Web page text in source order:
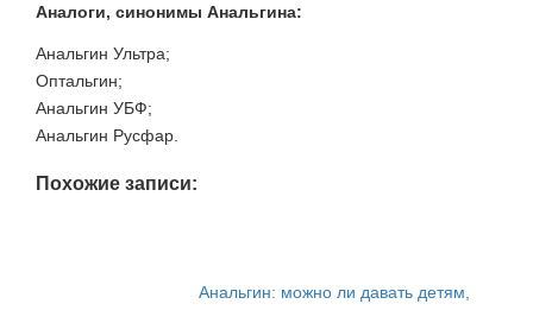
Аналоги, синонимы Анальгина:
Анальгин Ультра;
Оптальгин;
Анальгин УБФ;
Анальгин Русфар.
Похожие записи:
Анальгин: можно ли давать детям,